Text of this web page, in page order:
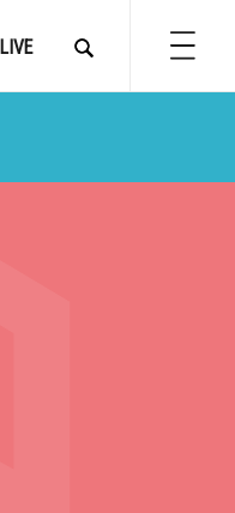
LIVE